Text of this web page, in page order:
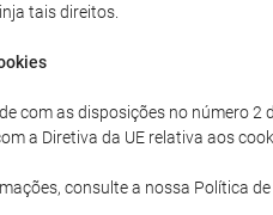
tais direitos.
com as disposições no número 2
a Diretiva da UE relativa aos
consulte a nossa Política de